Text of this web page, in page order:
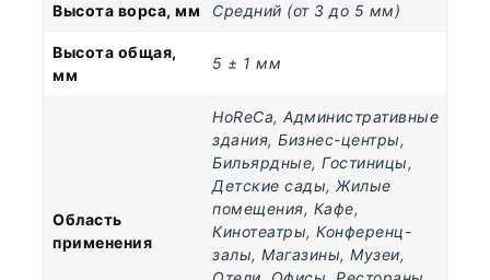
Высота ворса, мм Средний (от 3 до 5 мм)
Высота общая,
мм
5 ± 1 мм
Область
применения
HoReCa, Административные
здания, Бизнес-центры,
Бильярдные, Гостиницы,
Детские сады, Жилые
помещения, Кафе,
Кинотеатры, Конференц-
залы, Магазины, Музеи,